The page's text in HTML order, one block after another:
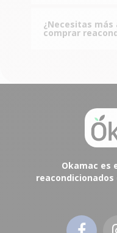
¿Necesitas
comprar
Okamac es
reacondicionados